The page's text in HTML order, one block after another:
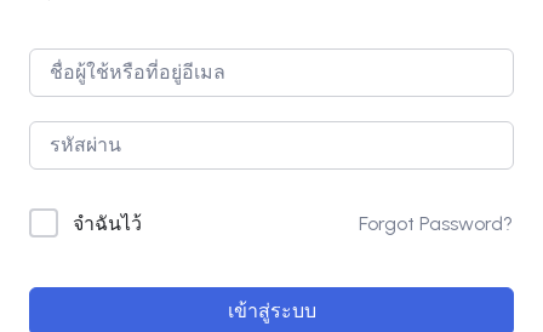
จำฉันไว้ Forgot Password?
เข้าสู่ระบบ